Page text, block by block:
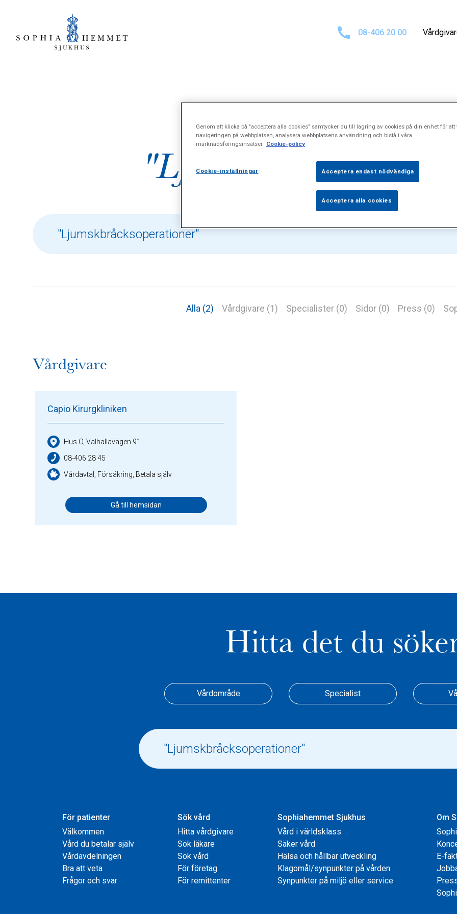
08-406 20 00
Sökresultat för
Alla (2) Vårdgivare (1) Specialister (0) Sidor (0) Press (0)
Vårdgivare
Capio Kirurgkliniken
Hus O, Valhallavägen 91
08-406 28 45
Vårdavtal, Försäkring, Betala själv
Gå till hemsidan
Hitta det du
Vårdområde Specialist
För patienter
Välkommen
Vård du betalar själv
Vårdavdelningen
Bra att veta
Frågor och svar
Sök vård
Hitta vårdgivare
Sök läkare
Sök vård
För företag
För remittenter
Sophiahemmet Sjukhus
Vård i världsklass
Säker vård
Hälsa och hållbar utveckling
Klagomål/synpunkter på vården
Synpunkter på miljö eller service
Om
E-
Genom att klicka på "acceptera alla cookies" samtycker du till lagring av cookies på din enhet för att
navigeringen på webbplatsen, analysera webbplatsens användning och bistå i våra
marknadsföringsinsatser. Cookie-policy
Cookie-inställningar Acceptera endast nödvändiga
Acceptera alla cookies